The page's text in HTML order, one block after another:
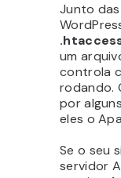
Junto
um
controla
rodando.
por
eles o
Se o seu
servidor